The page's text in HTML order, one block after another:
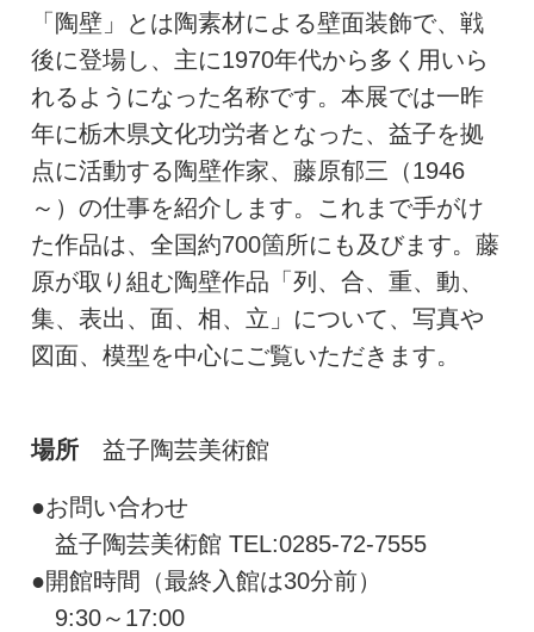
「陶壁」とは陶素材による壁面装飾で、戦
後に登場し、主に1970年代から多く用いら
れるようになった名称です。本展では一昨
年に栃木県文化功労者となった、益子を拠
点に活動する陶壁作家、藤原郁三（1946
～）の仕事を紹介します。これまで手がけ
た作品は、全国約700箇所にも及びます。藤
原が取り組む陶壁作品「列、合、重、動、
集、表出、面、相、立」について、写真や
図面、模型を中心にご覧いただきます。
場所益子陶芸美術館
●お問い合わせ
益子陶芸美術館 TEL:0285-72-7555
●開館時間（最終入館は30分前）
9:30～17:00